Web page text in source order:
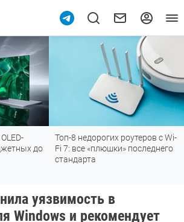
до
Топ-8 недорогих роутеров с Wi-
Fi 7: все «плюшки» последнего
стандарта
уязвимость в
Windows и рекомендует